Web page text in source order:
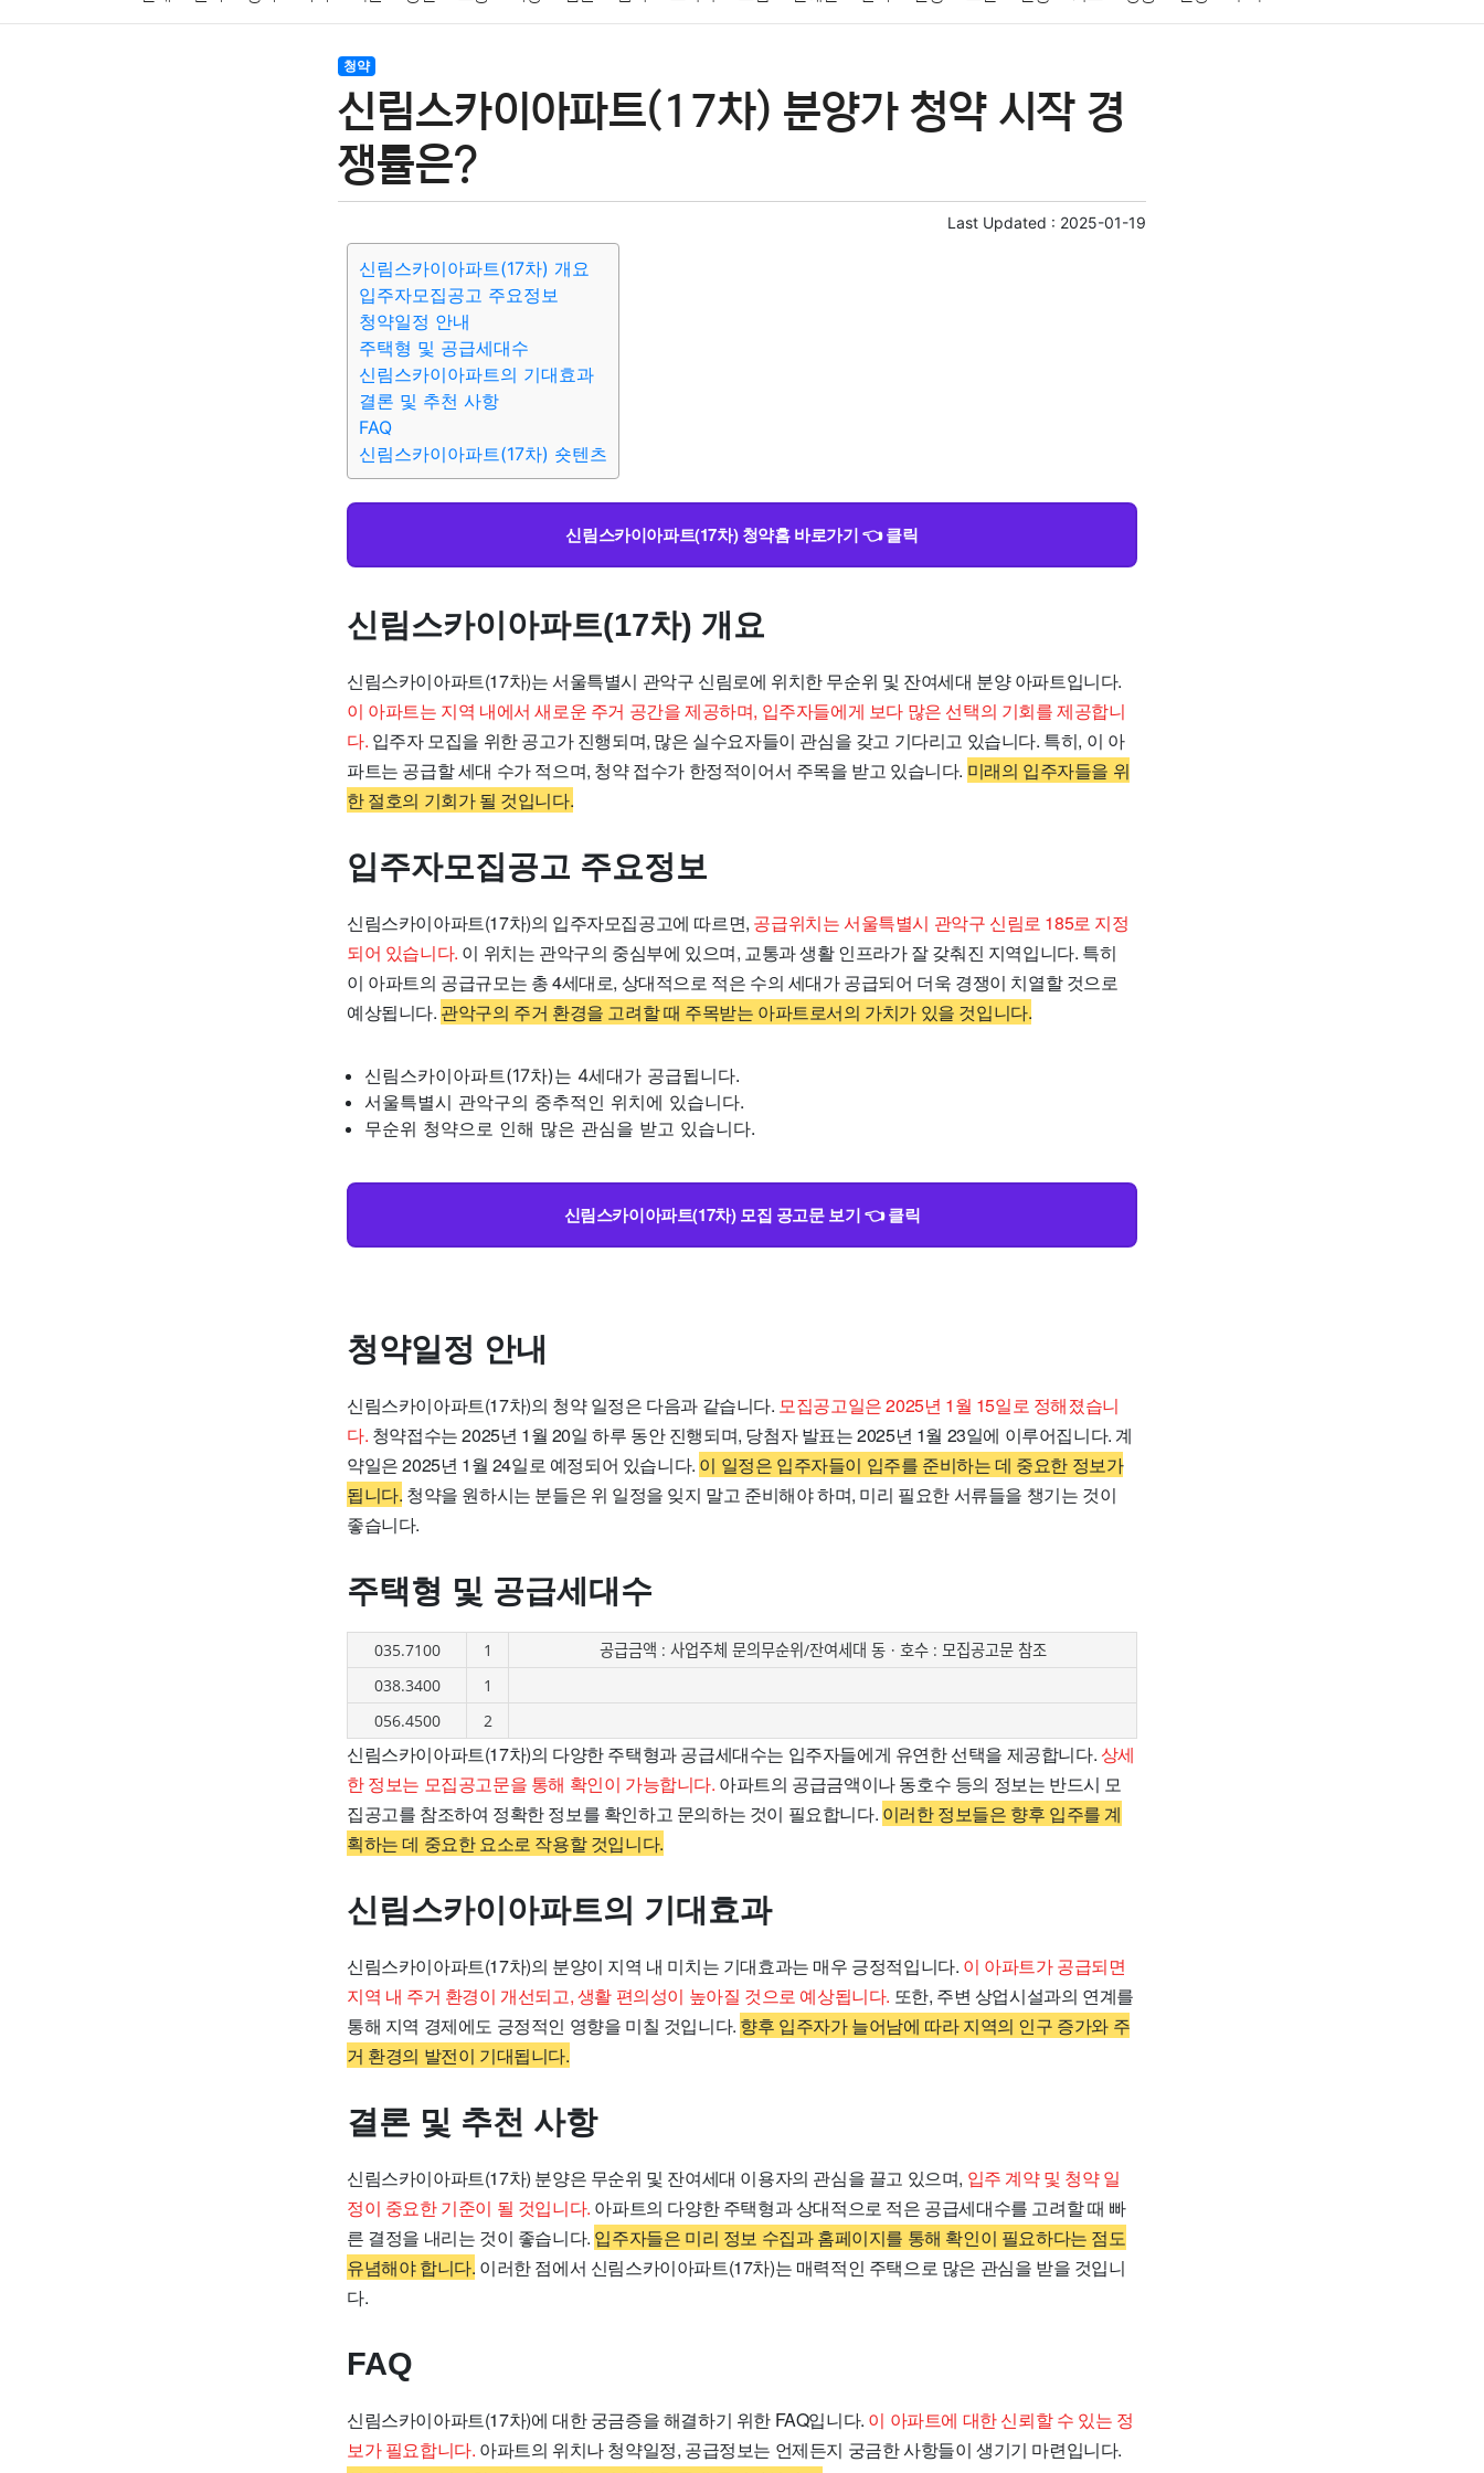
결혼 육아
기술 종교 사회 정치 건강 의료 의학 경제 마케팅 부동산 외국어 교육 교통 생활
청약
신림스카이아파트(17차) 분양가 청약 시작 경
쟁률은?
Last Updated : 2025-01-19
신림스카이아파트(17차) 개요
입주자모집공고 주요정보
청약일정 안내
주택형 및 공급세대수
신림스카이아파트의 기대효과
결론 및 추천 사항
FAQ
신림스카이아파트(17차) 숏텐츠
신림스카이아파트(17차) 청약홈 바로가기 👈 클릭
신림스카이아파트(17차) 개요
신림스카이아파트(17차)는 서울특별시 관악구 신림로에 위치한 무순위 및 잔여세대 분양 아파트입니다.
이 아파트는 지역 내에서 새로운 주거 공간을 제공하며, 입주자들에게 보다 많은 선택의 기회를 제공합니
다. 입주자 모집을 위한 공고가 진행되며, 많은 실수요자들이 관심을 갖고 기다리고 있습니다. 특히, 이 아
파트는 공급할 세대 수가 적으며, 청약 접수가 한정적이어서 주목을 받고 있습니다. 미래의 입주자들을 위
한 절호의 기회가 될 것입니다.
입주자모집공고 주요정보
신림스카이아파트(17차)의 입주자모집공고에 따르면, 공급위치는 서울특별시 관악구 신림로 185로 지정
되어 있습니다. 이 위치는 관악구의 중심부에 있으며, 교통과 생활 인프라가 잘 갖춰진 지역입니다. 특히
이 아파트의 공급규모는 총 4세대로, 상대적으로 적은 수의 세대가 공급되어 더욱 경쟁이 치열할 것으로
예상됩니다. 관악구의 주거 환경을 고려할 때 주목받는 아파트로서의 가치가 있을 것입니다.
신림스카이아파트(17차)는 4세대가 공급됩니다.
서울특별시 관악구의 중추적인 위치에 있습니다.
무순위 청약으로 인해 많은 관심을 받고 있습니다.
신림스카이아파트(17차) 모집 공고문 보기 👈 클릭
청약일정 안내
신림스카이아파트(17차)의 청약 일정은 다음과 같습니다. 모집공고일은 2025년 1월 15일로 정해졌습니
다. 청약접수는 2025년 1월 20일 하루 동안 진행되며, 당첨자 발표는 2025년 1월 23일에 이루어집니다. 계
약일은 2025년 1월 24일로 예정되어 있습니다. 이 일정은 입주자들이 입주를 준비하는 데 중요한 정보가
됩니다. 청약을 원하시는 분들은 위 일정을 잊지 말고 준비해야 하며, 미리 필요한 서류들을 챙기는 것이
좋습니다.
주택형 및 공급세대수
035.7100 1
공급금액 : 사업주체 문의무순위/잔여세대 동ㆍ호수 : 모집공고문 참조
038.3400
1
056.4500
2
신림스카이아파트(17차)의 다양한 주택형과 공급세대수는 입주자들에게 유연한 선택을 제공합니다.상세
한 정보는 모집공고문을 통해 확인이 가능합니다. 아파트의 공급금액이나 동호수 등의 정보는 반드시 모
집공고를 참조하여 정확한 정보를 확인하고 문의하는 것이 필요합니다. 이러한 정보들은 향후 입주를 계
획하는 데 중요한 요소로 작용할 것입니다.
신림스카이아파트의 기대효과
신림스카이아파트(17차)의 분양이 지역 내 미치는 기대효과는 매우 긍정적입니다. 이 아파트가 공급되면
지역 내 주거 환경이 개선되고, 생활 편의성이 높아질 것으로 예상됩니다. 또한, 주변 상업시설과의 연계를
통해 지역 경제에도 긍정적인 영향을 미칠 것입니다. 향후 입주자가 늘어남에 따라 지역의 인구 증가와 주
거 환경의 발전이 기대됩니다.
결론 및 추천 사항
신림스카이아파트(17차) 분양은 무순위 및 잔여세대 이용자의 관심을 끌고 있으며, 입주 계약 및 청약 일
정이 중요한 기준이 될 것입니다. 아파트의 다양한 주택형과 상대적으로 적은 공급세대수를 고려할 때 빠
른 결정을 내리는 것이 좋습니다. 입주자들은 미리 정보 수집과 홈페이지를 통해 확인이 필요하다는 점도
유념해야 합니다. 이러한 점에서 신림스카이아파트(17차)는 매력적인 주택으로 많은 관심을 받을 것입니
다.
FAQ
신림스카이아파트(17차)에 대한 궁금증을 해결하기 위한 FAQ입니다. 이 아파트에 대한 신뢰할 수 있는 정
보가 필요합니다. 아파트의 위치나 청약일정, 공급정보는 언제든지 궁금한 사항들이 생기기 마련입니다.